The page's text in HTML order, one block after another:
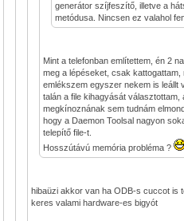
generátor szíjfeszítő, illetve a
metódusa. Nincsen ez valahol
Mint a telefonban említettem, én 2
meg a lépéseket, csak
emlékszem egyszer nekem is leállt
talán a file kihagyását választottam,
megkínoznának sem tudnám
hogy a Daemon Toolsal nagyon
telepítő file-t.
Hosszútávú memória probléma ?
hibaüzi akkor van ha ODB-s cuccot is
keres valami hardware-es bigyót